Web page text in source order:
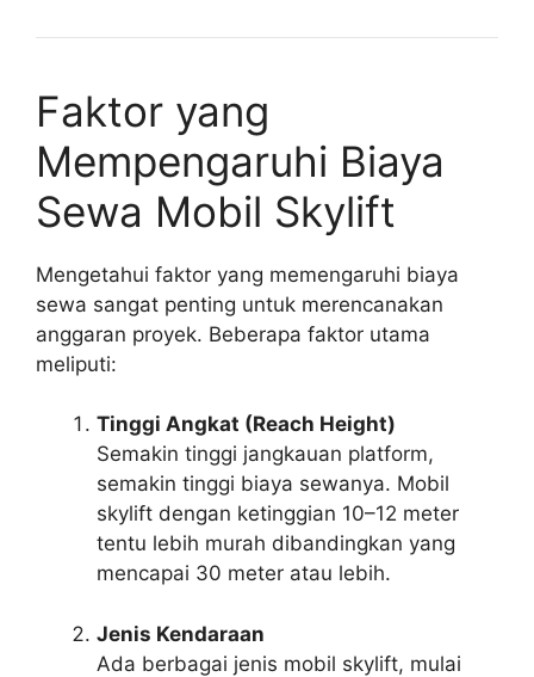
Faktor yang
Mempengaruhi Biaya
Sewa Mobil Skylift
Mengetahui faktor yang memengaruhi biaya
sewa sangat penting untuk merencanakan
anggaran proyek. Beberapa faktor utama
meliputi:
Tinggi Angkat (Reach Height)
Semakin tinggi jangkauan platform,
semakin tinggi biaya sewanya. Mobil
skylift dengan ketinggian 10–12 meter
tentu lebih murah dibandingkan yang
mencapai 30 meter atau lebih.
Jenis Kendaraan
Ada berbagai jenis mobil skylift, mulai